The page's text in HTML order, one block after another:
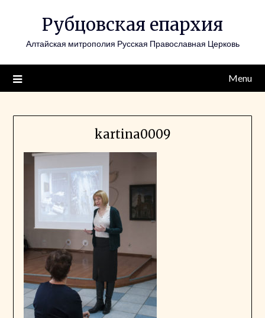
Рубцовская епархия
Алтайская митрополия Русская Православная Церковь
Menu
kartina0009